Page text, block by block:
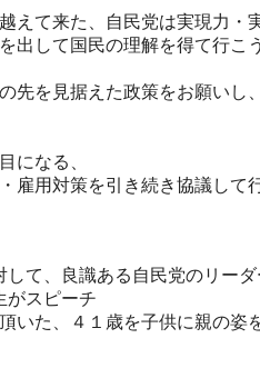
えて来た、自民党は実現力
出して国民の理解を得て行こう
先を見据えた政策をお願い
になる、
雇用対策を引き続き協議し
て、良識ある自民党のリーダ
がスピーチ
いた、４１歳を子供に親の姿